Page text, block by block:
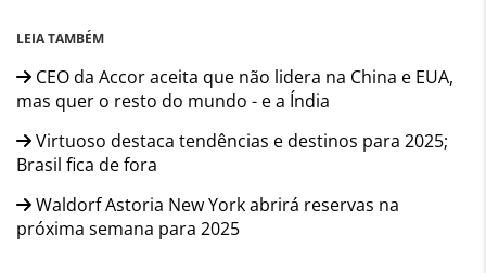
LEIA TAMBÉM
CEO da Accor aceita que não lidera na China e EUA,
mas quer o resto do mundo - e a Índia
Virtuoso destaca tendências e destinos para 2025;
Brasil fica de fora
Waldorf Astoria New York abrirá reservas na
próxima semana para 2025